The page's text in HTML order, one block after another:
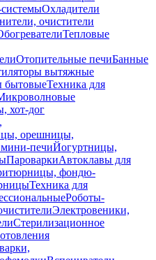
Охладители
очистители
Тепловые
Отопительные печиБанные
вытяжные
бытовыеТехника для
хот-дог
орешницы,
печиЙогуртницы,
ПароваркиАвтоклавы для
фондю-
Техника для
Роботы-
Электровеники,
Стерилизационное